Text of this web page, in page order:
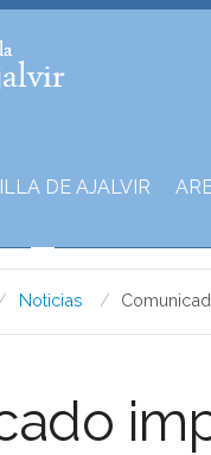
DE AJALVIR
Noticias